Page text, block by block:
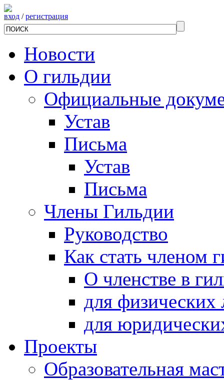
вход /регистрация
Новости
О гильдии
Официальные
Устав
Письма
Устав
Письма
Члены Гильдии
Руководство
Как стать членом
О членстве в
для физических
для
Проекты
Образовательная